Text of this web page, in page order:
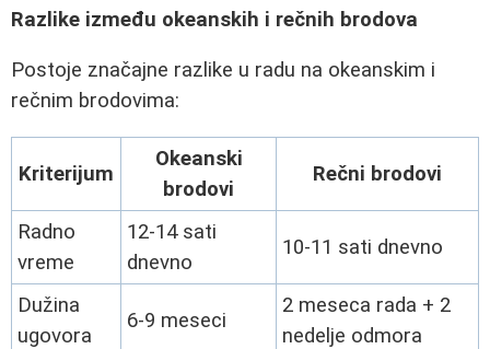
Razlike između okeanskih i rečnih brodova
Postoje značajne razlike u radu na okeanskim i
rečnim brodovima:
Kriterijum
Okeanski
brodovi
Rečni brodovi
Radno
vreme
12-14 sati
dnevno
10-11 sati dnevno
Dužina
ugovora
6-9 meseci
2 meseca rada + 2
nedelje odmora